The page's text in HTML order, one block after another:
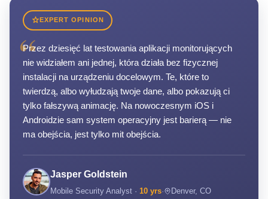
EXPERT OPINION
“
Przez dziesięć lat testowania aplikacji monitorujących
nie widziałem ani jednej, która działa bez fizycznej
instalacji na urządzeniu docelowym. Te, które to
twierdzą, albo wyłudzają twoje dane, albo pokazują ci
tylko fałszywą animację. Na nowoczesnym iOS i
Androidzie sam system operacyjny jest barierą — nie
ma obejścia, jest tylko mit obejścia.
Jasper Goldstein
Mobile Security Analyst · 10 yrs· Denver, CO